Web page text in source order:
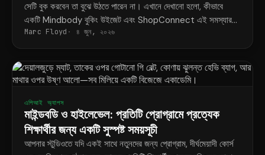
সেটি বুক করবেন তা বুঝে উঠতে পারেন না। এখানে দেখানো হলো, কীভাবে
একটি Mindbody বুকিং উইজেট এবং ShopConnect এই সমস্যার
স্থায়ী সমাধান করে।
Marc Floyd ৪ জুন, ২০২৬
এপিআই অ্যাপস
মাইন্ডবডি ও হাইলেভেল: প্রতিটি প্রোগ্রামে প্রত্যেক
শিক্ষার্থীর জন্য একটি সুস্পষ্ট সময়সূচী
আপনার স্টুডিওতে যদি একই সাথে নতুনদের জন্য প্রোগ্রাম, দীর্ঘমেয়াদী কোর্স